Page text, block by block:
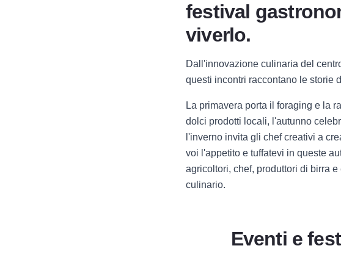
festival
viverlo.
Dall'innovazione culinaria del
questi incontri raccontano le storie
La primavera porta il foraging e la
dolci prodotti locali, l'autunno
l'inverno invita gli chef creativi a
voi l'appetito e tuffatevi in queste
agricoltori, chef, produttori di birra
culinario.
Eventi e